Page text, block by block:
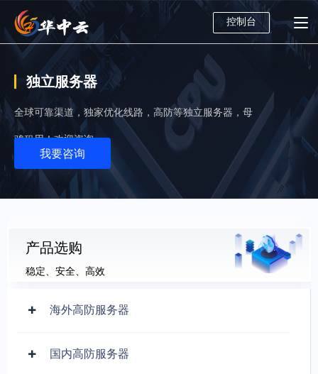
控制台
独立服务器
全球可靠渠道，独家优化线路，高防等独立服务器，母
鸡租用！欢迎咨询
我要咨询
产品选购
稳定、安全、高效
海外高防服务器
国内高防服务器